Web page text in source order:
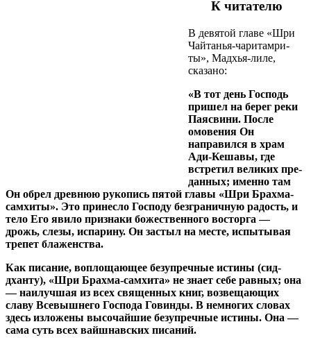
К читателю
В девятой главе «Шри
Чайтанья-чаритaм­ри­
ты», Ма­­дхья-лиле,
сказано:
«В тот день Господь
пришел на берег реки
Па­­­­яс­­­ви­­­­ни. После
омовения Он
направился в храм
Ади-Ке­ша­­вы, где
встретил великих пре­
дан­­ных; имен­но там
Он об­рел древнюю руко­пись пя­той гла­вы «Шри Брах­ма-
сам­хиты». Это при­несло Гос­поду без­граничную ра­дость, и
тело Его яви­ло приз­наки божественного вос­торга —
дрожь, сле­зы, ис­пари­ну. Он застыл на месте, ис­­­пы­­тывая
тре­­пет бла­женства.
Как писание, воплощающее безупречные ис­­тины (сид­­­­
дханту), «Шри Брахма-самхитa» не зна­ет себе рав­­­­­ных; она
— наилучшая из всех священ­ных книг, воз­­ве­­щающих
славу Всевыш­него Господа Говинды. В не­мно­­­гих словах
здесь из­ложены высочайшие безу­преч­ные ис­тины. Она —
сама суть всех вайшнавских пи­саний.